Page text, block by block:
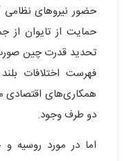
حضور نیروهای نظامی
حمایت از تایوان از
تحدید قدرت چین
فهرست اختلافات
همکاری‌های اقتصادی
دو طرف وجود.
اما در مورد روسیه